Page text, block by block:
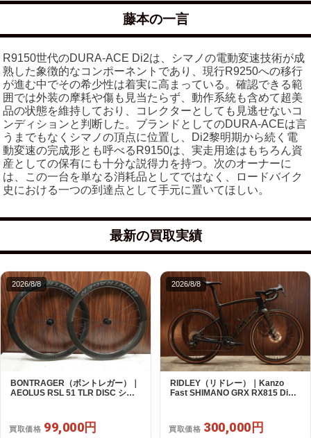
藤本の一言
R9150世代のDURA-ACE Di2は、シマノの電動変速技術が成
熟した象徴的なコンポーネントであり、現行R9250への移行
が進む中でその希少性は着実に高まっている。確認できる範
囲では外装の摩耗や傷も見当たらず、動作系統も含めて超美
品の状態を維持しており、コレクターとしても見逃せないコ
ンディションと判断した。ブランドとしてのDURA-ACEは言
うまでもなくシマノの頂点に位置し、Di2黎明期から続く電
動変速の完成形とも呼べるR9150は、実走用途はもちろん資
産としての保有にも十分な説得力を持つ。次のオーナーに
は、この一台を単なる消耗品としてではなく、ロードバイク
史における一つの到達点として手元に置いてほしい。
最新の買取実績
2026/8/8
BONTRAGER（ボントレガー）｜
AEOLUS RSL 51 TLR DISC シマ
買取価格 99,000円
2026/8/8
RIDLEY（リドレー）｜Kanzo
Fast SHIMANO GRX RX815 Di2
買取価格 300,000円